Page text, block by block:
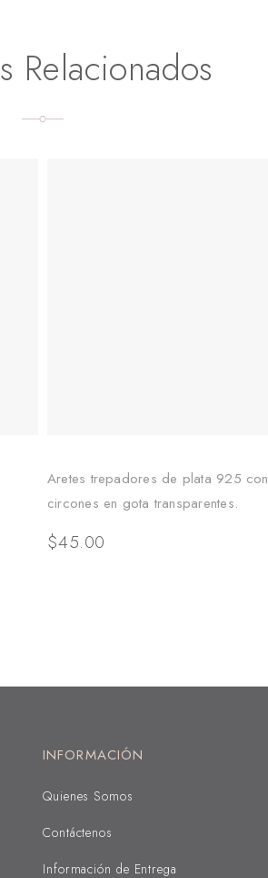
Relacionados
Aretes trepadores de plata 925 con
circones en gota transparentes.
$45.00
INFORMACIÓN
Quienes Somos
Contáctenos
Información de Entrega